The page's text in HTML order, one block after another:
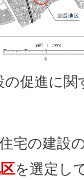
の促進に
宅の建設
を選定し